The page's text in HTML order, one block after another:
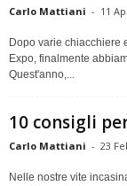
Carlo Mattiani - 11
Dopo varie chiacchiere
Expo, finalmente
Quest'anno,...
10 consigli
Carlo Mattiani - 23
Nelle nostre vite